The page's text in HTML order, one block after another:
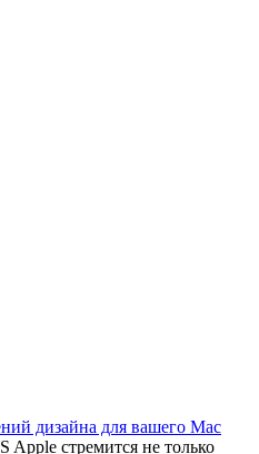
дизайна для вашего Mac
стремится не только